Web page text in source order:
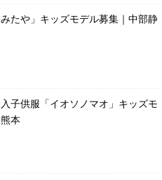
たや」キッズモデル募集｜中部静
子供服「イオソノマオ」キッズモ
本